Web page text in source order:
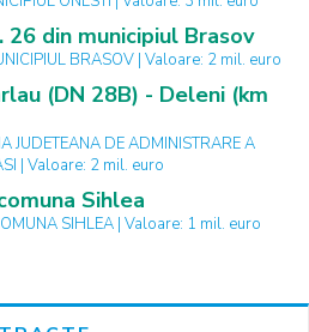
din municipiul Brasov
BRASOV | Valoare: 2 mil. euro
(DN 28B) - Deleni (km
JUDETEANA DE ADMINISTRARE A
| Valoare: 2 mil. euro
Sihlea
SIHLEA | Valoare: 1 mil. euro